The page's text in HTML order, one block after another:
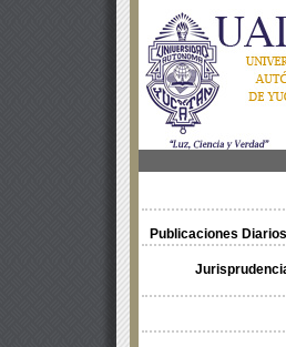
Publicaciones